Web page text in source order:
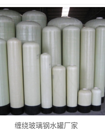
缠绕玻璃钢水罐厂家